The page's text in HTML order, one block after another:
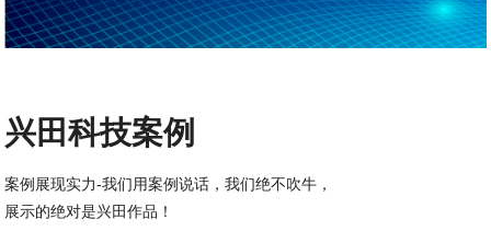
兴田科技案例
案例展现实力-我们用案例说话，我们绝不吹牛，
展示的绝对是兴田作品！